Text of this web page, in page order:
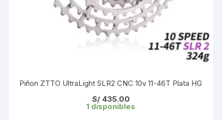
Piñon ZTTO UltraLight SLR2 CNC 10v 11-46T Plata HG
S/435.00
1 disponibles